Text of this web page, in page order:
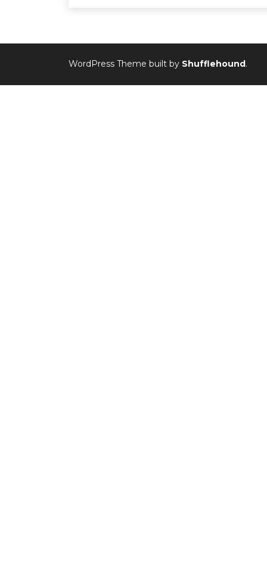
WordPress Theme built by Shufflehound .